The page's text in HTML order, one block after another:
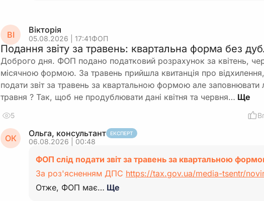
ВІ Вікторія
05.08.2026 | 17:41ФОП
Подання звіту за травень: квартальна форма без
Доброго дня. ФОП подано податковий розрахунок за квітень,
місячною формою. За травень прийшла квитанція про
подати звіт за травень за квартальною формою але заповнювати
травня ? Так, щоб не продублювати дані квітня та червня…
5
ОК Ольга, консультант ЕКСПЕРТ
06.08.2026 | 00:48
ФОП слід подати звіт за травень за квартальною
За роз'ясненням ДПС https://tax.gov.ua/media-tsentr/
Отже, ФОП має… Ще